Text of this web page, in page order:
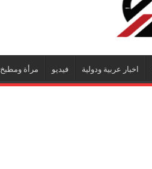
اخبار عربية ودولية فيديو مرأة ومطبخ